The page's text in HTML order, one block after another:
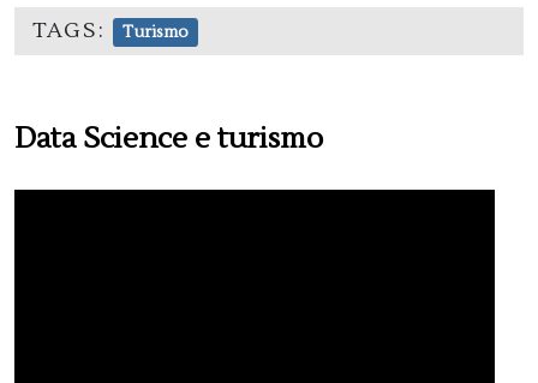
TAGS: Turismo
Data Science e turismo